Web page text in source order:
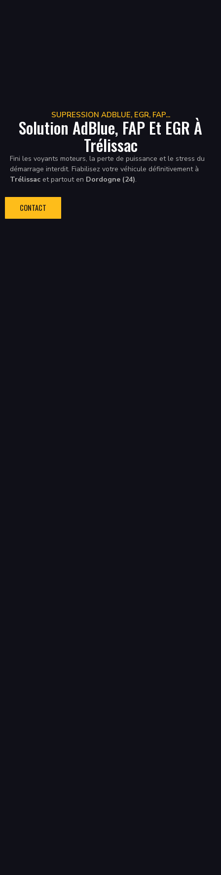
SUPRESSION ADBLUE, EGR, FAP...
Solution AdBlue, FAP Et EGR À
Trélissac
Fini les voyants moteurs, la perte de puissance et le stress du
démarrage interdit. Fiabilisez votre véhicule définitivement à
Trélissac et partout en Dordogne (24).
CONTACT